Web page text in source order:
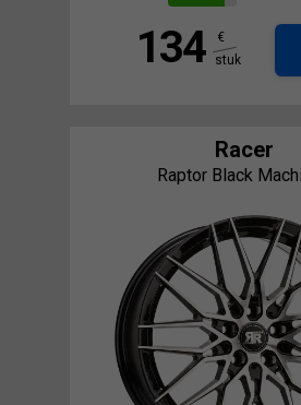
134
€
stuk
Racer
Raptor Black